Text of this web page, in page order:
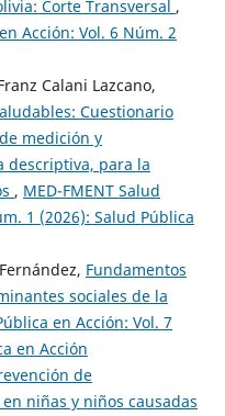
Corte Transversal ,
Acción: Vol. 6 Núm. 2
Calani Lazcano,
Cuestionario
medición y
descriptiva, para la
, MED-FMENT Salud
1 (2026): Salud Pública
Fundamentos
sociales de la
en Acción: Vol. 7
en Acción
de
niñas y niños causadas